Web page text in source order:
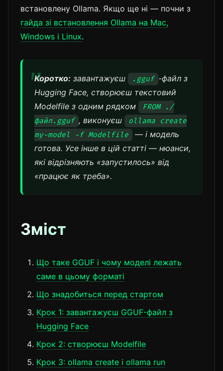
встановлену Ollama. Якщо ще ні — почни з
гайда зі встановлення Ollama на Mac,
Windows і Linux.
Коротко: завантажуєш .gguf -файл з
Hugging Face, створюєш текстовий
Modelfile з одним рядком
FROM ./
файл.gguf , виконуєш
ollama create
my-model -f Modelfile
— і модель
готова. Усе інше в цій статті — нюанси,
які відрізняють «запустилось» від
«працює як треба».
Зміст
Що таке GGUF і чому моделі лежать
саме в цьому форматі
Що знадобиться перед стартом
Крок 1: завантажуєш GGUF-файл з
Hugging Face
Крок 2: створюєш Modelfile
Крок 3: ollama create і ollama run